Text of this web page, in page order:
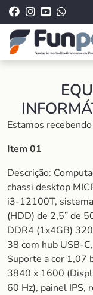
Estamos
Item 01
Descrição:
chassi desktop
i3-12100T,
(HDD) de 2,5” de
DDR4 (1x4GB)
38 com hub USB-
Suporte a cor 1,07
3840 x 1600
60 Hz), painel IPS,